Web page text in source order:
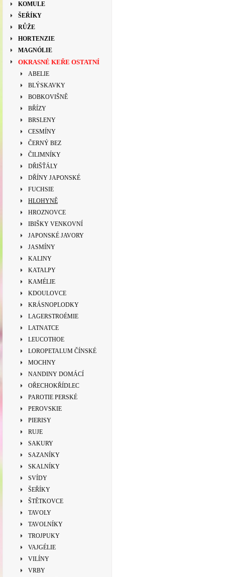
KOMULE
ŠEŘÍKY
RŮŽE
HORTENZIE
MAGNÓLIE
OKRASNÉ KEŘE OSTATNÍ
ABELIE
BLÝSKAVKY
BOBKOVIŠNĚ
BŘÍZY
BRSLENY
CESMÍNY
ČERNÝ BEZ
ČILIMNÍKY
DŘIŠŤÁLY
DŘÍNY JAPONSKÉ
FUCHSIE
HLOHYNĚ
HROZNOVCE
IBIŠKY VENKOVNÍ
JAPONSKÉ JAVORY
JASMÍNY
KALINY
KATALPY
KAMÉLIE
KDOULOVCE
KRÁSNOPLODKY
LAGERSTROÉMIE
LATNATCE
LEUCOTHOE
LOROPETALUM ČÍNSKÉ
MOCHNY
NANDINY DOMÁCÍ
OŘECHOKŘÍDLEC
PAROTIE PERSKÉ
PEROVSKIE
PIERISY
RUJE
SAKURY
SAZANÍKY
SKALNÍKY
SVÍDY
ŠEŘÍKY
ŠTĚTKOVCE
TAVOLY
TAVOLNÍKY
TROJPUKY
VAJGÉLIE
VILÍNY
VRBY